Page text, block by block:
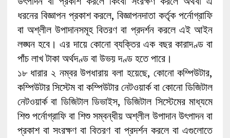
ধরনের বিজ্ঞাপন প্রকাশ করলে, বিজ্ঞাপনদাতা কর্তৃক পর্নোগ্রাফি
বা অশ্লীল উপাদানসমূহ বিতরণ বা প্রদর্শন করলে এই আইন
লঙ্ঘন হবে। এর দায়ে কোনো ব্যক্তির এক বছর কারাদণ্ড বা
পাঁচ লাখ টাকা অর্থদণ্ড বা উভয় দণ্ড হতে পারে।
১৮ ধারার ২ নম্বর উপধারায় বলা হয়েছে, কোনো কম্পিউটার,
কম্পিউটার সিস্টেম বা কম্পিউটার নেটওয়ার্ক বা কোনো ডিজিটাল
নেটওয়ার্ক বা ডিজিটাল ডিভাইস, ডিজিটাল সিস্টেমের মাধ্যমে
শিশু পর্নোগ্রাফি বা শিশু সম্বন্ধীয় অশ্লীল উপাদান উৎপাদন বা
প্রকাশ বা সংরক্ষণ বা বিতরণ বা প্রদর্শন করলে বা এগুলোতে